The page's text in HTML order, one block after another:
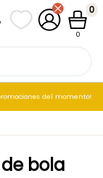
Mis listas de
Mi cuenta
Cesta
0
0
promociones del momento!
bola